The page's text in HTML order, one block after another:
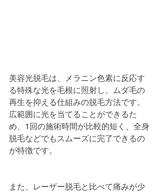
美容光脱毛は、メラニン色素に反応す
る特殊な光を毛根に照射し、ムダ毛の
再生を抑える仕組みの脱毛方法です。
広範囲に光を当てることができるた
め、1回の施術時間が比較的短く、全身
脱毛などでもスムーズに完了できるの
が特徴です。
また、レーザー脱毛と比べて痛みが少